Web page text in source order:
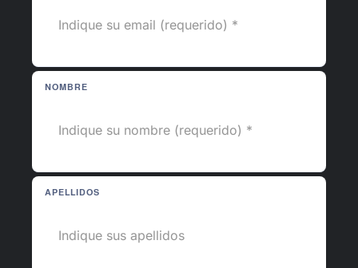
NOMBRE
APELLIDOS